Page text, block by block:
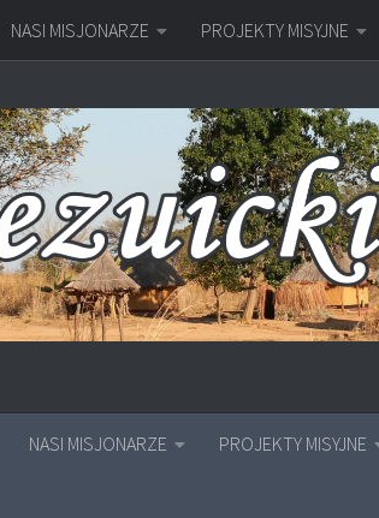
NASI MISJONARZE PROJEKTY MISYJNE
NASI MISJONARZE PROJEKTY MISYJNE